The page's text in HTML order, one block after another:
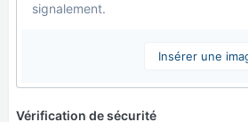
signalement.
Insérer une
Vérification de sécurité